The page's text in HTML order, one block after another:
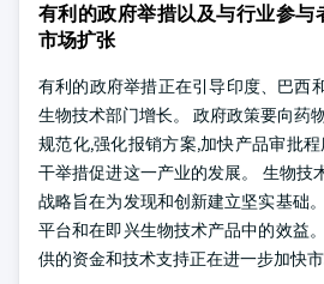
有利的政府举措以及与行业参与
市场扩张
有利的政府举措正在引导印度、巴西
生物技术部门增长。 政府政策要向药
规范化,强化报销方案,加快产品审批
干举措促进这一产业的发展。 生物技
战略旨在为发现和创新建立坚实基础
平台和在即兴生物技术产品中的效益
供的资金和技术支持正在进一步加快市